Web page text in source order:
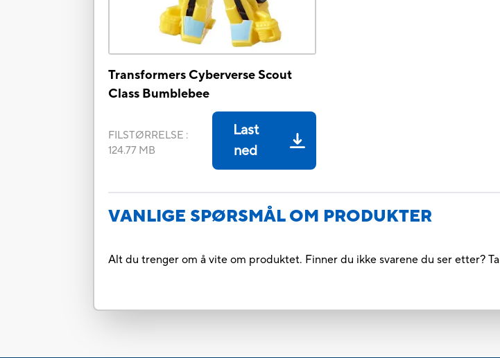
Transformers Cyberverse Scout
Class Bumblebee
FILSTØRRELSE :
124.77 MB
Last
ned
VANLIGE SPØRSMÅL OM PRODUKTER
Alt du trenger om å vite om produktet. Finner du ikke svarene du ser etter? Ta